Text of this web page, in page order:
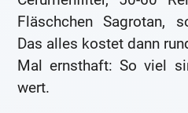
Fläschchen Sagrotan,
Das alles kostet dann
Mal ernsthaft: So viel
wert.